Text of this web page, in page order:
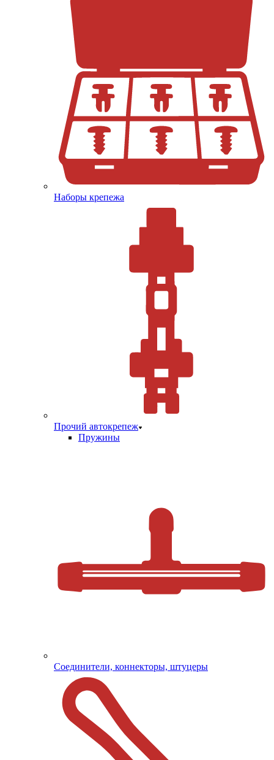
Наборы крепежа
Прочий автокрепеж
Пружины
Соединители, коннекторы, штуцеры